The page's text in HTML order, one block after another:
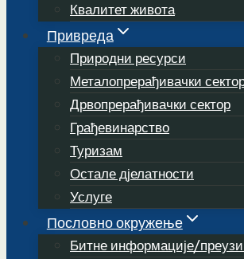
Квалитет живота
Привреда
Природни ресурси
Металопрерађивачки
Дрвопрерађивачки сектор
Грађевинарство
Туризам
Остале дјелатности
Услуге
Пословно окружење
Битне информације/